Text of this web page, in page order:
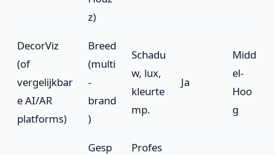
z)
DecorViz
(of
vergelijkbar
e AI/AR
platforms)
Breed
(multi
-
brand
)
Schadu
w, lux,
kleurte
mp.
Ja
Midd
el-
Hoo
g
Gesp
Profes